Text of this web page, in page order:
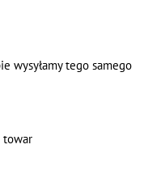
wysyłamy tego samego
towar